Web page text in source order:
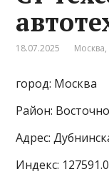
18.07.2025 Москва,
город: Москва
Район:
Адрес:
Индекс: 127591.0